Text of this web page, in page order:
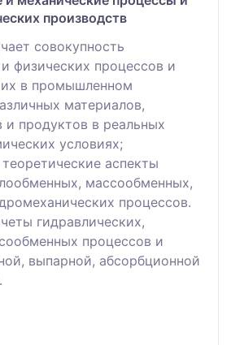
производств
совокупность
физических процессов и
в промышленном
материалов,
и продуктов в реальных
условиях;
аспекты
массообменных,
процессов.
гидравлических,
процессов и
выпарной, абсорбционной